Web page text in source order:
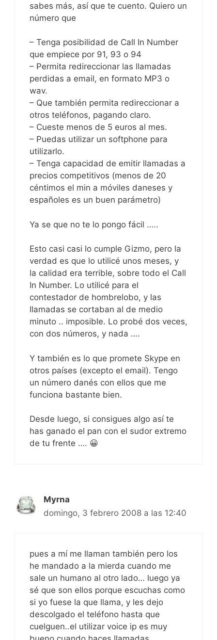
sabes más, así que te cuento. Quiero un
número que
– Tenga posibilidad de Call In Number
que empiece por 91, 93 o 94
– Permita redireccionar las llamadas
perdidas a email, en formato MP3 o
wav.
– Que también permita redireccionar a
otros teléfonos, pagando claro.
– Cueste menos de 5 euros al mes.
– Puedas utilizar un softphone para
utilizarlo.
– Tenga capacidad de emitir llamadas a
precios competitivos (menos de 20
céntimos el min a móviles daneses y
españoles es un buen parámetro)
Ya se que no te lo pongo fácil …..
Esto casi casi lo cumple Gizmo, pero la
verdad es que lo utilicé unos meses, y
la calidad era terrible, sobre todo el Call
In Number. Lo utilicé para el
contestador de hombrelobo, y las
llamadas se cortaban al de medio
minuto .. imposible. Lo probé dos veces,
con dos números, y nada ….
Y también es lo que promete Skype en
otros países (excepto el email). Tengo
un número danés con ellos que me
funciona bastante bien.
Desde luego, si consigues algo así te
has ganado el pan con el sudor extremo
de tu frente …. 😀
Myrna
domingo, 3 febrero 2008 a las 12:40
pues a mí me llaman también pero los
he mandado a la mierda cuando me
sale un humano al otro lado… luego ya
sé que son ellos porque escuchas como
si yo fuese la que llama, y les dejo
descolgado el teléfono hasta que
cuelguen..el utilizar voice ip es muy